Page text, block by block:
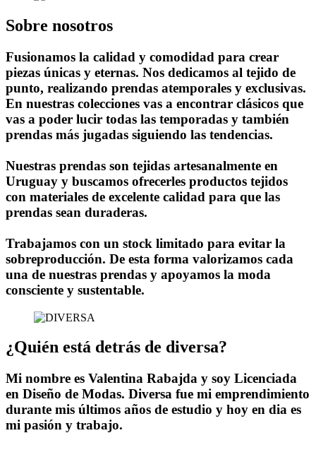
Sobre nosotros
Fusionamos la calidad y comodidad para crear
piezas únicas y eternas. Nos dedicamos al tejido de
punto, realizando prendas atemporales y exclusivas.
En nuestras colecciones vas a encontrar clásicos que
vas a poder lucir todas las temporadas y también
prendas más jugadas siguiendo las tendencias.
Nuestras prendas son tejidas artesanalmente en
Uruguay y buscamos ofrecerles productos tejidos
con materiales de excelente calidad para que las
prendas sean duraderas.
Trabajamos con un stock limitado para evitar la
sobreproducción. De esta forma valorizamos cada
una de nuestras prendas y apoyamos la moda
consciente y sustentable.
¿Quién está detrás de diversa?
Mi nombre es Valentina Rabajda y soy Licenciada
en Diseño de Modas. Diversa fue mi emprendimiento
durante mis últimos años de estudio y hoy en dia es
mi pasión y trabajo.